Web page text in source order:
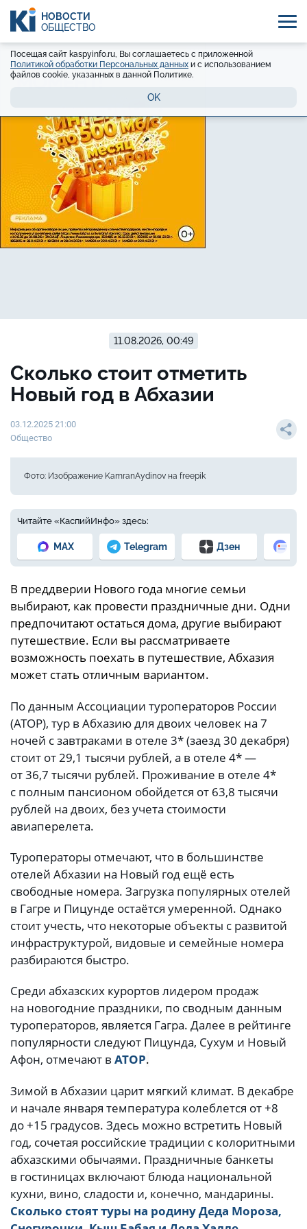
НОВОСТИ
ОБЩЕСТВО
Посещая сайт kaspyinfo.ru, Вы соглашаетесь с приложенной
Политикой обработки Персональных данных и с использованием
файлов cookie, указанных в данной Политике.
OK
11.08.2026, 00:49
Сколько стоит отметить
Новый год в Абхазии
03.12.2025 21:00
Общество
Фото: Изображение KamranAydinov на freepik
Читайте «КаспийИнфо» здесь:
MAX Telegram Дзен
В преддверии Нового года многие семьи
выбирают, как провести праздничные дни. Одни
предпочитают остаться дома, другие выбирают
путешествие. Если вы рассматриваете
возможность поехать в путешествие, Абхазия
может стать отличным вариантом.
По данным Ассоциации туроператоров России
(АТОР), тур в Абхазию для двоих человек на 7
ночей с завтраками в отеле 3* (заезд 30 декабря)
стоит от 29,1 тысячи рублей, а в отеле 4* —
от 36,7 тысячи рублей. Проживание в отеле 4*
с полным пансионом обойдется от 63,8 тысячи
рублей на двоих, без учета стоимости
авиаперелета.
Туроператоры отмечают, что в большинстве
отелей Абхазии на Новый год ещё есть
свободные номера. Загрузка популярных отелей
в Гагре и Пицунде остаётся умеренной. Однако
стоит учесть, что некоторые объекты с развитой
инфраструктурой, видовые и семейные номера
разбираются быстро.
Среди абхазских курортов лидером продаж
на новогодние праздники, по сводным данным
туроператоров, является Гагра. Далее в рейтинге
популярности следуют Пицунда, Сухум и Новый
Афон, отмечают в АТОР.
Зимой в Абхазии царит мягкий климат. В декабре
и начале января температура колеблется от +8
до +15 градусов. Здесь можно встретить Новый
год, сочетая российские традиции с колоритными
абхазскими обычаями. Праздничные банкеты
в гостиницах включают блюда национальной
кухни, вино, сладости и, конечно, мандарины.
Сколько стоят туры на родину Деда Мороза,